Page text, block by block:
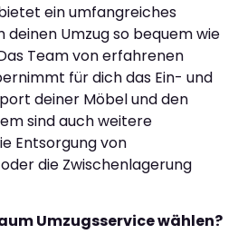
ein umfangreiches
deinen Umzug so bequem wie
Team von erfahrenen
für dich das Ein- und
deiner Möbel und den
sind auch weitere
Entsorgung von
die Zwischenlagerung
Umzugsservice wählen?